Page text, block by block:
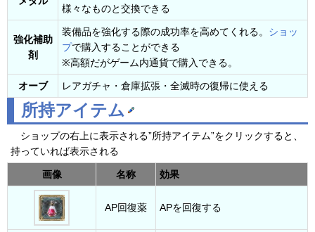
様々なものと交換できる
強化補助
剤
装備品を強化する際の成功率を高めてくれる。 ショッ
プで購入することができる
※高額だがゲーム内通貨で購入できる。
オーブ レアガチャ・倉庫拡張・全滅時の復帰に使える
所持アイテム
ショップの右上に表示される”所持アイテム”をクリックすると、
持っていれば表示される
画像 名称 効果
AP回復薬 APを回復する